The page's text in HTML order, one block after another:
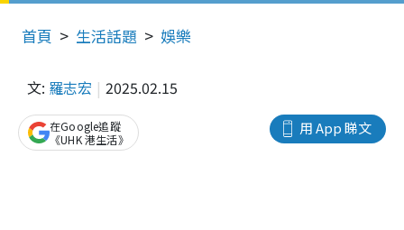
首頁 生活話題 娛樂
文: 羅志宏 2025.02.15
用 App 睇文
在Google追蹤
《UHK 港生活》